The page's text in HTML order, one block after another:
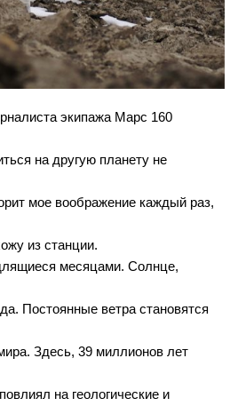
экипажа Марс 160
на другую планету не
мое воображение каждый раз,
из станции.
месяцами. Солнце,
Постоянные ветра становятся
Здесь, 39 миллионов лет
на геологические и